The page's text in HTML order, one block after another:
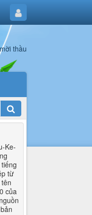
Ke-
từ
của